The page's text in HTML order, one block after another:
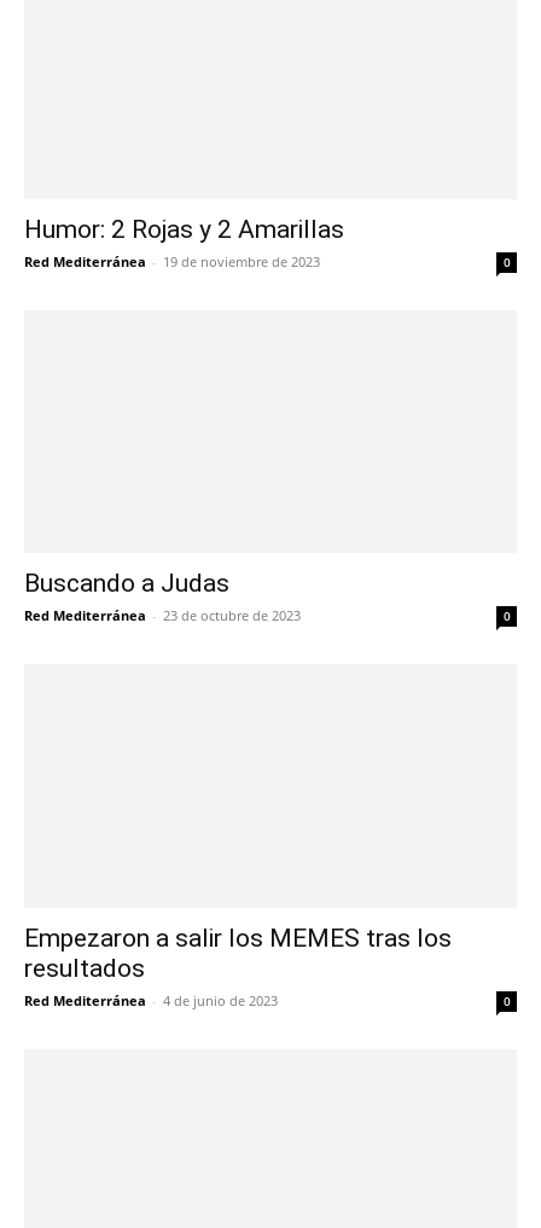
Humor: 2 Rojas y 2 Amarillas
Red Mediterránea - 19 de noviembre de 2023 0
Buscando a Judas
Red Mediterránea - 23 de octubre de 2023 0
Empezaron a salir los MEMES tras los
resultados
Red Mediterránea - 4 de junio de 2023 0